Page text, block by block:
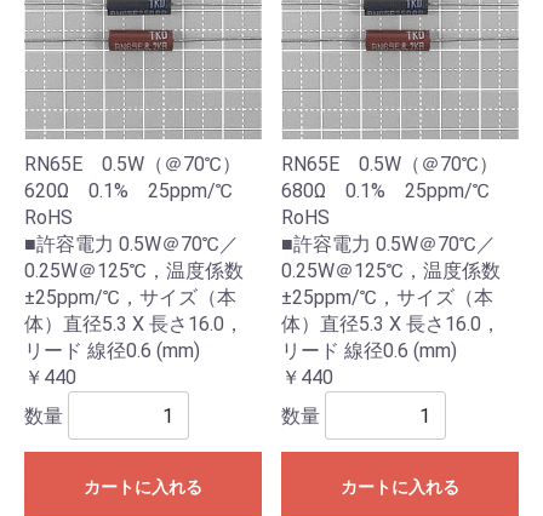
RN65E 0.5W（＠70℃）
620Ω 0.1% 25ppm/℃
RoHS
■許容電力 0.5W＠70℃／
0.25W＠125℃，温度係数
±25ppm/℃，サイズ（本
体）直径5.3 X 長さ16.0，
リード 線径0.6 (mm)
￥440
数量
カートに入れる
RN65E 0.5W（＠70℃）
680Ω 0.1% 25ppm/℃
RoHS
■許容電力 0.5W＠70℃／
0.25W＠125℃，温度係数
±25ppm/℃，サイズ（本
体）直径5.3 X 長さ16.0，
リード 線径0.6 (mm)
￥440
数量
カートに入れる